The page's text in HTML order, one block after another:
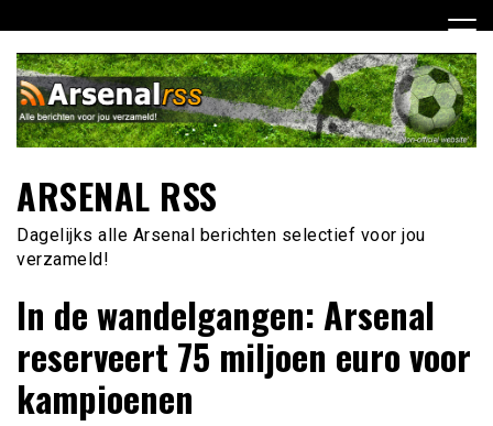
naar
inhoud
ARSENAL RSS
Dagelijks alle Arsenal berichten selectief voor jou
verzameld!
In de wandelgangen: Arsenal
reserveert 75 miljoen euro voor
kampioenen